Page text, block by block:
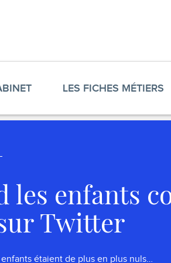
LES FICHES MÉTIERS
les enfants
Twitter
étaient de plus en plus nuls…